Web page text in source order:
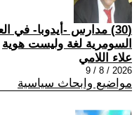
(30) مدارس -أيدوبا- في
السومرية لغة وليست هوية
علاء اللامي
2026 / 8 / 9
مواضيع وابحاث سياسية